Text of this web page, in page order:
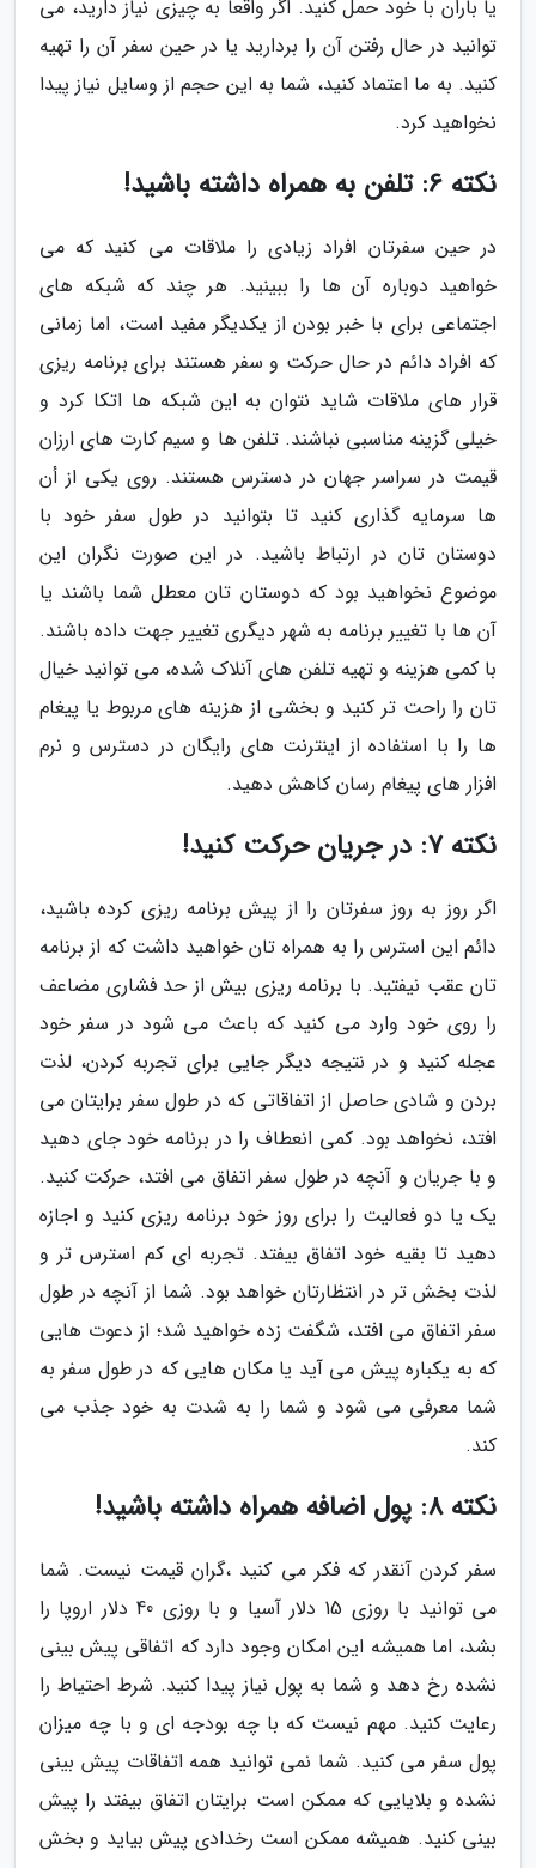
یا باران با خود حمل کنید. اگر واقعا به چیزی نیاز دارید، می
توانید در حال رفتن آن را بردارید یا در حین سفر آن را تهیه
کنید. به ما اعتماد کنید، شما به این حجم از وسایل نیاز پیدا
نخواهید کرد.
نکته 6: تلفن به همراه داشته باشید!
در حین سفرتان افراد زیادی را ملاقات می کنید که می
خواهید دوباره آن ها را ببینید. هر چند که شبکه های
اجتماعی برای با خبر بودن از یکدیگر مفید است، اما زمانی
که افراد دائم در حال حرکت و سفر هستند برای برنامه ریزی
قرار های ملاقات شاید نتوان به این شبکه ها اتکا کرد و
خیلی گزینه مناسبی نباشند. تلفن ها و سیم کارت های ارزان
قیمت در سراسر جهان در دسترس هستند. روی یکی از أن
ها سرمایه گذاری کنید تا بتوانید در طول سفر خود با
دوستان تان در ارتباط باشید. در این صورت نگران این
موضوع نخواهید بود که دوستان تان معطل شما باشند یا
آن ها با تغییر برنامه به شهر دیگری تغییر جهت داده باشند.
با کمی هزینه و تهیه تلفن های آنلاک شده، می توانید خیال
تان را راحت تر کنید و بخشی از هزینه های مربوط یا پیغام
ها را با استفاده از اینترنت های رایگان در دسترس و نرم
افزار های پیغام رسان کاهش دهید.
نکته 7: در جریان حرکت کنید!
اگر روز به روز سفرتان را از پیش برنامه ریزی کرده باشید،
دائم این استرس را به همراه تان خواهید داشت که از برنامه
تان عقب نیفتید. با برنامه ریزی بیش از حد فشاری مضاعف
را روی خود وارد می کنید که باعث می شود در سفر خود
عجله کنید و در نتیجه دیگر جایی برای تجربه کردن، لذت
بردن و شادی حاصل از اتفاقاتی که در طول سفر برایتان می
افتد، نخواهد بود. کمی انعطاف را در برنامه خود جای دهید
و با جریان و آنچه در طول سفر اتفاق می افتد، حرکت کنید.
یک یا دو فعالیت را برای روز خود برنامه ریزی کنید و اجازه
دهید تا بقیه خود اتفاق بیفتد. تجربه ای کم استرس تر و
لذت بخش تر در انتظارتان خواهد بود. شما از آنچه در طول
سفر اتفاق می افتد، شگفت زده خواهید شد؛ از دعوت هایی
که به یکباره پیش می آید یا مکان هایی که در طول سفر به
شما معرفی می شود و شما را به شدت به خود جذب می
کند.
نکته 8: پول اضافه همراه داشته باشید!
سفر کردن آنقدر که فکر می کنید ،گران قیمت نیست. شما
می توانید با روزی 15 دلار آسیا و با روزی 40 دلار اروپا را
بشد، اما همیشه این امکان وجود دارد که اتفاقی پیش بینی
نشده رخ دهد و شما به پول نیاز پیدا کنید. شرط احتیاط را
رعایت کنید. مهم نیست که با چه بودجه ای و با چه میزان
پول سفر می کنید. شما نمی توانید همه اتفاقات پیش بینی
نشده و بلایایی که ممکن است برایتان اتفاق بیفتد را پیش
بینی کنید. همیشه ممکن است رخدادی پیش بیاید و بخش